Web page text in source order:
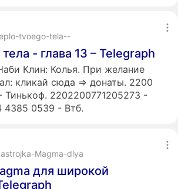
tvoego-tela--
- глава 13 – Telegraph
Клин: Колья. При желание
кликай сюда => донаты. 2200
Тинькоф. 2202200771205273 -
4385 0539 - Втб.
Magma-dlya
для широкой